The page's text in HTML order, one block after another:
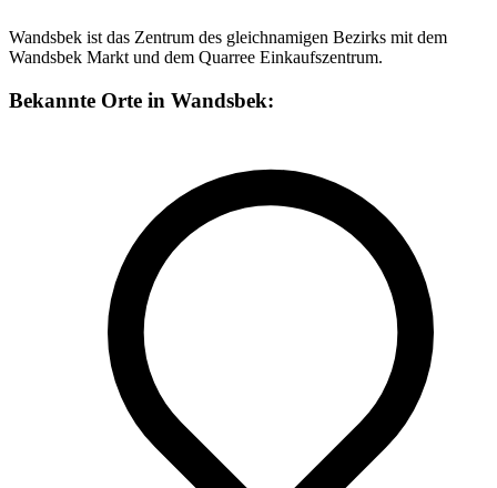
Wandsbek ist das Zentrum des gleichnamigen Bezirks mit dem
Wandsbek Markt und dem Quarree Einkaufszentrum.
Bekannte Orte in Wandsbek: